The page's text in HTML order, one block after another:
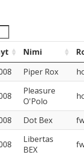
Nimi
Piper Rox
Pleasure
O'Polo
Dot Bex
Libertas
BEX